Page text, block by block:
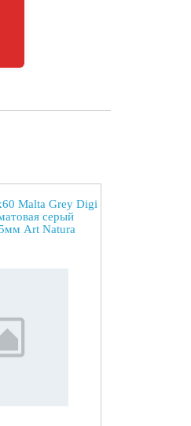
Malta Grey Digi
серый
Art Natura